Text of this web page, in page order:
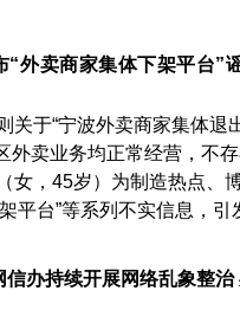
“外卖商家集体下架平台”
关于“宁波外卖商家集体退
外卖业务均正常经营，不
女，45岁）为制造热点、
平台”等系列不实信息，
信办持续开展网络乱象整